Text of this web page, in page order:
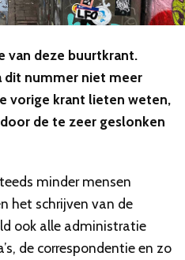
van deze buurtkrant.
dit nummer niet meer
vorige krant lieten weten,
de te zeer geslonken
minder mensen
het schrijven van de
ook alle administratie
de correspondentie en zo